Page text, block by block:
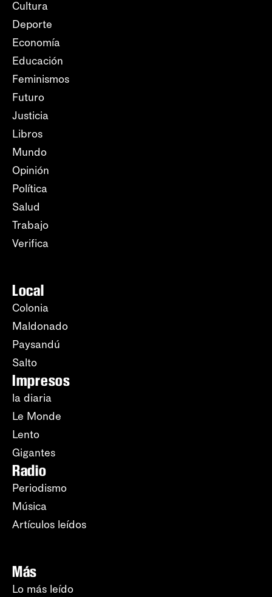
Cultura
Deporte
Economía
Educación
Feminismos
Futuro
Justicia
Libros
Mundo
Opinión
Política
Salud
Trabajo
Verifica
Local
Colonia
Maldonado
Paysandú
Salto
Impresos
la diaria
Le Monde
Lento
Gigantes
Radio
Periodismo
Música
Artículos leídos
Más
Lo más leído